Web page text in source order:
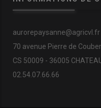
aurorepaysanne@agricvl.fr
70 avenue Pierre de
CS 50009 - 36005
02.54.07.66.66